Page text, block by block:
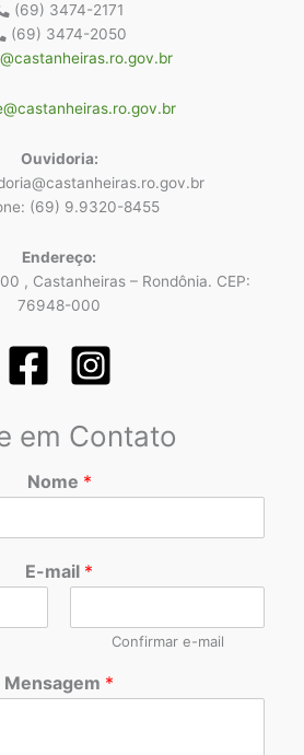
(69) 3474-2171
(69) 3474-2050
Ouvidoria:
(69) 9.9320-8455
Endereço:
, Castanheiras – Rondônia. CEP:
76948-000
em Contato
Nome *
E-mail *
Confirmar e-mail
Mensagem *